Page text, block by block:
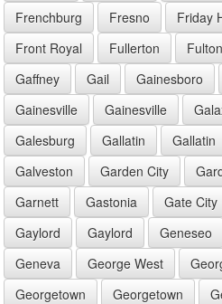
Frenchburg
Fresno Friday
Front Royal
Fullerton Fulton
Gaffney
Gail Gainesboro
Gainesville
Gainesville
Galesburg
Gallatin Gallatin
Galveston
Garden City
Garnett
Gastonia Gate City
Gaylord
Gaylord Geneseo
Geneva
George West
Georgetown
Georgetown